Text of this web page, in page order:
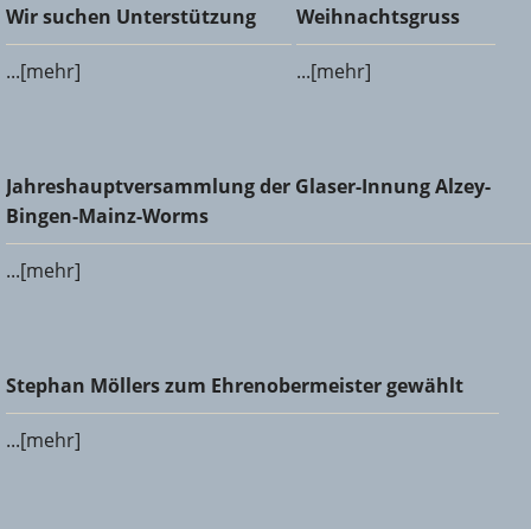
Wir suchen Unterstützung
...[mehr]
Weihnachtsgruss
...[mehr]
Jahreshauptversammlung der Glaser-Innung Alzey-Bingen-
Mainz-Worms
Jahreshauptversammlung der Glaser-Innung Alzey-
Bingen-Mainz-Worms
...[mehr]
Stephan Möllers zum Ehrenobermeister gewählt
Stephan Möllers zum Ehrenobermeister gewählt
...[mehr]